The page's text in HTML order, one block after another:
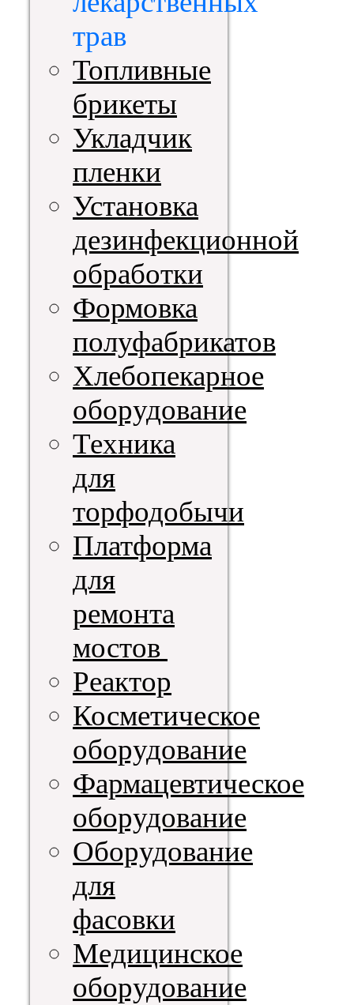
трав
Топливные
брикеты
Укладчик
пленки
Установка
дезинфекционной
обработки
Формовка
полуфабрикатов
Хлебопекарное
оборудование
Техника
для
торфодобычи
Платформа
для
ремонта
мостов
Реактор
Косметическое
оборудование
Фармацевтическое
оборудование
Оборудование
для
фасовки
Медицинское
оборудование